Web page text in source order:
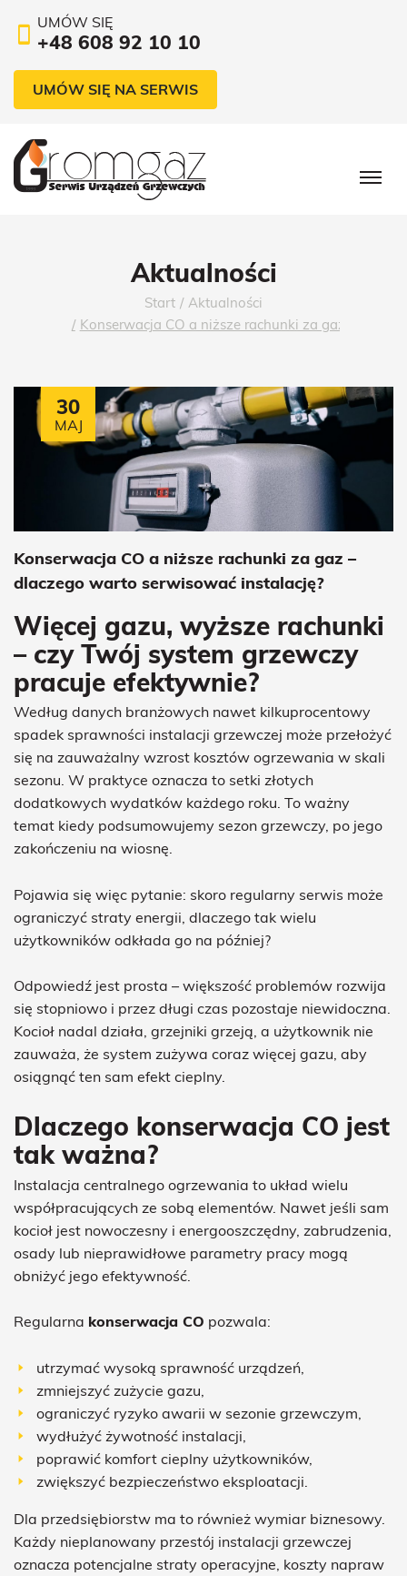
UMÓW SIĘ
+48 608 92 10 10
UMÓW SIĘ NA SERWIS
Aktualności
Start
Aktualności
Konserwacja CO a niższe rachunki za gaz –
30
MAJ
Konserwacja CO a niższe rachunki za gaz –
dlaczego warto serwisować instalację?
Więcej gazu, wyższe rachunki
– czy Twój system grzewczy
pracuje efektywnie?
Według danych branżowych nawet kilkuprocentowy
spadek sprawności instalacji grzewczej może przełożyć
się na zauważalny wzrost kosztów ogrzewania w skali
sezonu. W praktyce oznacza to setki złotych
dodatkowych wydatków każdego roku. To ważny
temat kiedy podsumowujemy sezon grzewczy, po jego
zakończeniu na wiosnę.
Pojawia się więc pytanie: skoro regularny serwis może
ograniczyć straty energii, dlaczego tak wielu
użytkowników odkłada go na później?
Odpowiedź jest prosta – większość problemów rozwija
się stopniowo i przez długi czas pozostaje niewidoczna.
Kocioł nadal działa, grzejniki grzeją, a użytkownik nie
zauważa, że system zużywa coraz więcej gazu, aby
osiągnąć ten sam efekt cieplny.
Dlaczego konserwacja CO jest
tak ważna?
Instalacja centralnego ogrzewania to układ wielu
współpracujących ze sobą elementów. Nawet jeśli sam
kocioł jest nowoczesny i energooszczędny, zabrudzenia,
osady lub nieprawidłowe parametry pracy mogą
obniżyć jego efektywność.
Regularna konserwacja CO pozwala:
utrzymać wysoką sprawność urządzeń,
zmniejszyć zużycie gazu,
ograniczyć ryzyko awarii w sezonie grzewczym,
wydłużyć żywotność instalacji,
poprawić komfort cieplny użytkowników,
zwiększyć bezpieczeństwo eksploatacji.
Dla przedsiębiorstw ma to również wymiar biznesowy.
Każdy nieplanowany przestój instalacji grzewczej
oznacza potencjalne straty operacyjne, koszty napraw